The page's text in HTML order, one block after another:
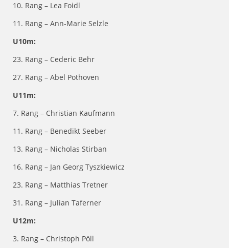
10. Rang – Lea Foidl
11. Rang – Ann-Marie Selzle
U10m:
23. Rang – Cederic Behr
27. Rang – Abel Pothoven
U11m:
7. Rang – Christian Kaufmann
11. Rang – Benedikt Seeber
13. Rang – Nicholas Stirban
16. Rang – Jan Georg Tyszkiewicz
23. Rang – Matthias Tretner
31. Rang – Julian Taferner
U12m:
3. Rang – Christoph Pöll